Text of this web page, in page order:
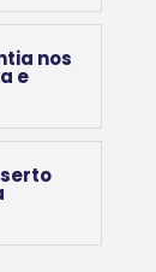
nos
e